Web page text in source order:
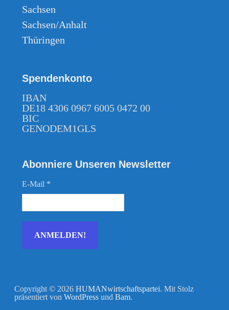
Sachsen
Sachsen/Anhalt
Thüringen
Spendenkonto
IBAN
DE18 4306 0967 6005 0472 00
BIC
GENODEM1GLS
Abonniere Unseren Newsletter
E-Mail *
Copyright © 2026HUMANwirtschaftspartei. Mit Stolz
präsentiert vonWordPress undBam.